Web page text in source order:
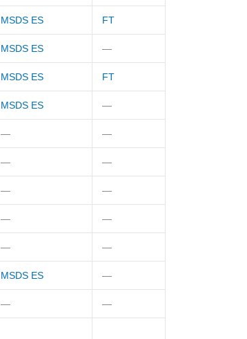
MSDS ES FT
MSDS ES —
MSDS ES FT
MSDS ES —
— —
— —
— —
— —
— —
MSDS ES —
— —